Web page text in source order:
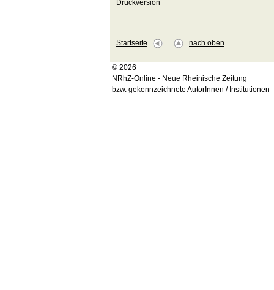
Druckversion
Startseite nach oben
© 2026
NRhZ-Online - Neue Rheinische Zeitung
bzw. gekennzeichnete AutorInnen / Institutionen